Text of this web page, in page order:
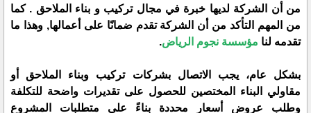
من أن الشركة لديها خبرة في مجال تركيب و بناء الملاحق . كما
من المهم التأكد من أن الشركة تقدم ضمانًا على أعمالها, وهذا ما
تقدمه لنا مؤسسة نجوم الرياض.
بشكل عام، يجب الاتصال بشركات تركيب وبناء الملاحق أو
مقاولي البناء المختصين للحصول على تقديرات واضحة للتكلفة
وطلب عروض أسعار محددة بناءً على متطلبات المشروع